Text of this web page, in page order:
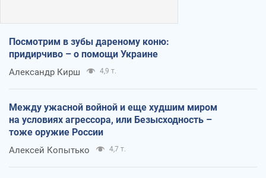
Посмотрим в зубы дареному коню:
придирчиво – о помощи Украине
Александр Кирш 4,9 т.
Между ужасной войной и еще худшим миром
на условиях агрессора, или Безысходность –
тоже оружие России
Алексей Копытько 4,7 т.